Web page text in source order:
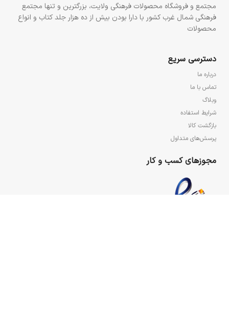
مجتمع و فروشگاه محصولات فرهنگی ولایت، بزرگترین و تنها مجتمع
فرهنگی شمال غرب کشور با دارا بودن بیش از ده هزار جلد کتاب و انواع
محصولات
دسترسی سریع
درباره ما
تماس با ما
وبلاگ
شرایط استفاده
بازگشت کالا
پرسش‌های متداول
مجوزهای کسب و کار